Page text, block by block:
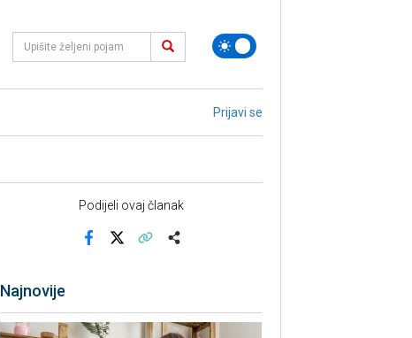
Prijavi se
Podijeli ovaj članak
Najnovije